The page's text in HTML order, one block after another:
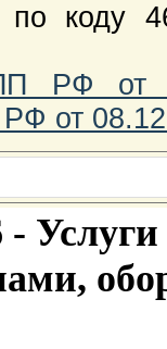
по коду
РФ от
от